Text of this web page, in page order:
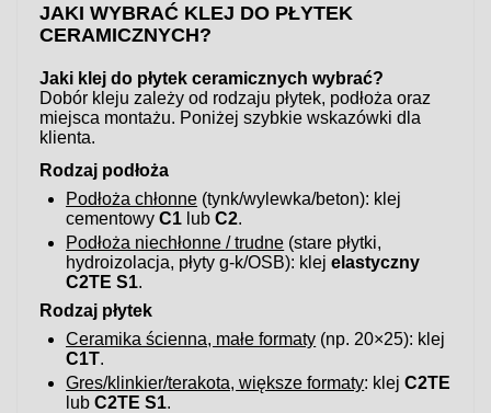
JAKI WYBRAĆ KLEJ DO PŁYTEK
CERAMICZNYCH?
Jaki klej do płytek ceramicznych wybrać?
Dobór kleju zależy od rodzaju płytek, podłoża oraz
miejsca montażu. Poniżej szybkie wskazówki dla
klienta.
Rodzaj podłoża
Podłoża chłonne (tynk/wylewka/beton): klej
cementowyC1 lubC2.
Podłoża niechłonne / trudne (stare płytki,
hydroizolacja, płyty g-k/OSB): klejelastyczny
C2TE S1.
Rodzaj płytek
Ceramika ścienna, małe formaty (np. 20×25): klej
C1T.
Gres/klinkier/terakota, większe formaty: klejC2TE
lubC2TE S1.